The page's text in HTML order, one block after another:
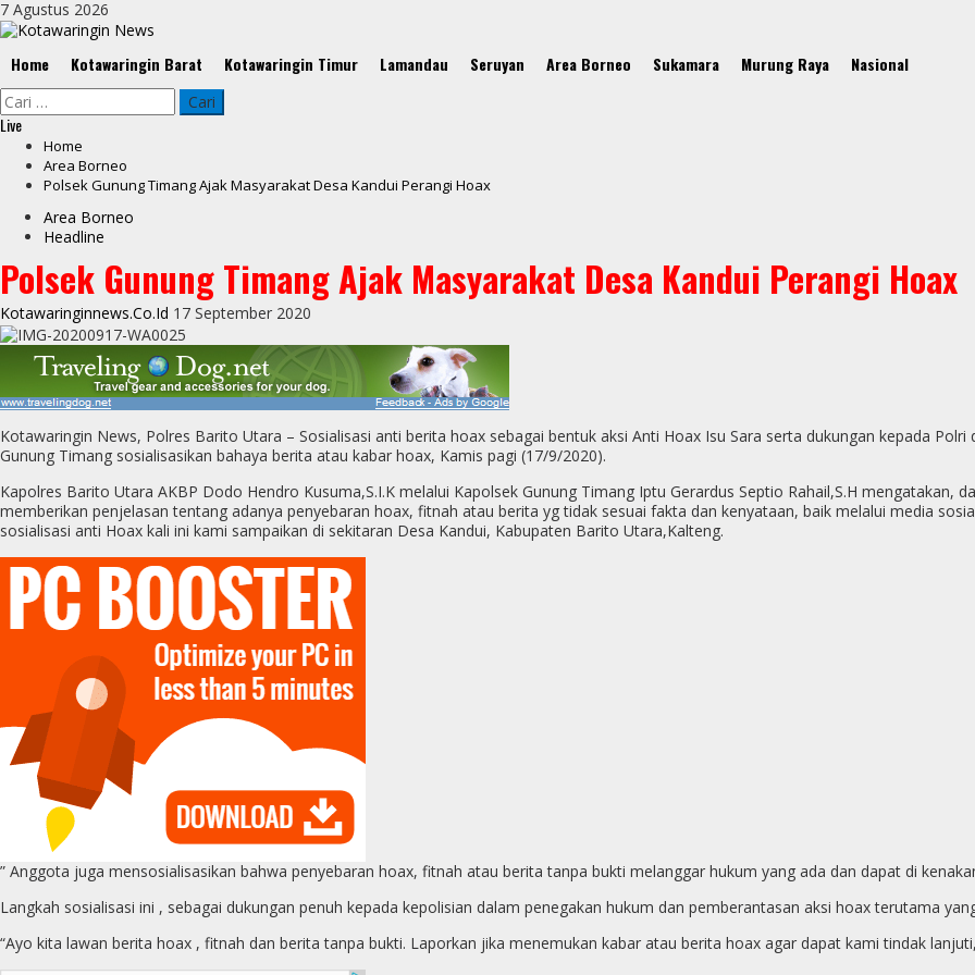
Skip
to
7 Agustus 2026
Menu
Home Kotawaringin Barat Kotawaringin Timur Lamandau Seruyan Area Borneo Sukamara Murung Raya Nasional
Cari
untuk:
Live
Home
Area Borneo
Polsek Gunung Timang Ajak Masyarakat Desa Kandui Perangi Hoax
Area Borneo
Headline
Polsek Gunung Timang Ajak Masyarakat Desa Kandui Perangi Hoax
Kotawaringinnews.co.id 17 September 2020
Kotawaringin News, Polres Barito Utara – Sosialisasi anti berita hoax sebagai bentuk aksi Anti Hoax Isu Sara serta dukungan kepada
Gunung Timang sosialisasikan bahaya berita atau kabar hoax, Kamis pagi (17/9/2020).
Kapolres Barito Utara AKBP Dodo Hendro Kusuma,S.I.K melalui Kapolsek Gunung Timang Iptu Gerardus Septio Rahail,S.H mengatakan,
memberikan penjelasan tentang adanya penyebaran hoax, fitnah atau berita yg tidak sesuai fakta dan kenyataan, baik melalui media
sosialisasi anti Hoax kali ini kami sampaikan di sekitaran Desa Kandui, Kabupaten Barito Utara,Kalteng.
” Anggota juga mensosialisasikan bahwa penyebaran hoax, fitnah atau berita tanpa bukti melanggar hukum yang ada dan dapat di
Langkah sosialisasi ini , sebagai dukungan penuh kepada kepolisian dalam penegakan hukum dan pemberantasan aksi hoax terutama
“Ayo kita lawan berita hoax , fitnah dan berita tanpa bukti. Laporkan jika menemukan kabar atau berita hoax agar dapat kami tindak